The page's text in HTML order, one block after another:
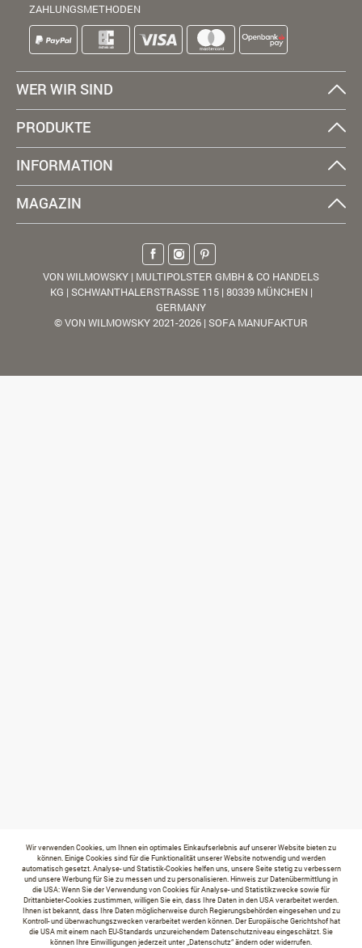
ZAHLUNGSMETHODEN
WER WIR SIND
PRODUKTE
INFORMATION
MAGAZIN
VON WILMOWSKY | MULTIPOLSTER GMBH & CO HANDELS
KG | SCHWANTHALERSTRASSE 115 | 80339 MÜNCHEN |
GERMANY
© VON WILMOWSKY 2021-2026 | SOFA MANUFAKTUR
Wir verwenden Cookies, um Ihnen ein optimales Einkaufserlebnis auf unserer Website bieten zu
können. Einige Cookies sind für die Funktionalität unserer Website notwendig und werden
automatisch gesetzt. Analyse- und Statistik-Cookies helfen uns, unsere Seite stetig zu verbessern
und unsere Werbung für Sie zu messen und zu personalisieren. Hinweis zur Datenübermittlung in
die USA: Wenn Sie der Verwendung von Cookies für Analyse- und Statistikzwecke sowie für
Drittanbieter-Cookies zustimmen, willigen Sie ein, dass Ihre Daten in den USA verarbeitet werden.
Ihnen ist bekannt, dass Ihre Daten möglicherweise durch Regierungsbehörden eingesehen und zu
Kontroll- und überwachungszwecken verarbeitet werden können. Der Europäische Gerichtshof hat
die USA mit einem nach EU-Standards unzureichendem Datenschutzniveau eingeschätzt. Sie
können Ihre Einwilligungen jederzeit unter „Datenschutz“ ändern oder widerrufen.